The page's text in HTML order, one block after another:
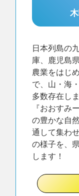
日本列島の
庫、鹿児島
農業をはじ
で、山・海
多数存在しま
『おおすみ
の豊かな自
通して集わ
の様子を、
します！